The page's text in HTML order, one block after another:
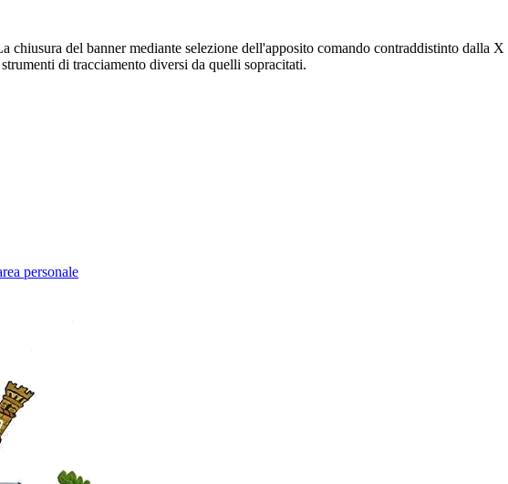
chiusura del banner mediante selezione dell'apposito comando contraddistinto dalla
di tracciamento diversi da quelli sopracitati.
personale